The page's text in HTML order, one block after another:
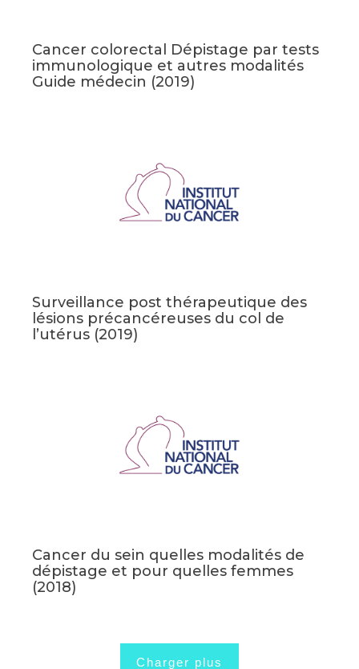
Cancer colorectal Dépistage par tests
immunologique et autres modalités
Guide médecin (2019)
Surveillance post thérapeutique des
lésions précancéreuses du col de
l’utérus (2019)
Cancer du sein quelles modalités de
dépistage et pour quelles femmes
(2018)
Charger plus